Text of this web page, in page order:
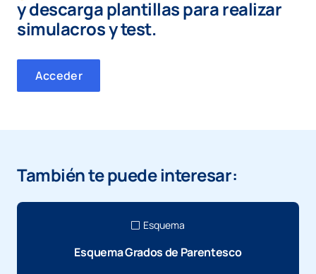
ydescarga plantillas para realizar
simulacros y test.
Acceder
También te puede interesar:
Esquema
Esquema Grados de Parentesco